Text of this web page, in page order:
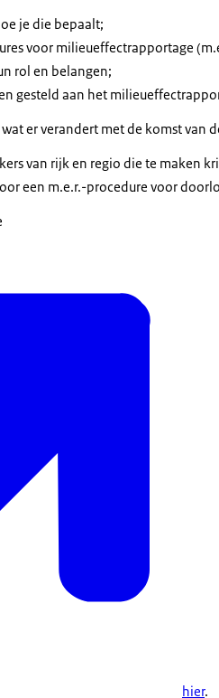
je die bepaalt;
voor milieueffectrapportage
rol en belangen;
gesteld aan het
er verandert met de komst van
van rijk en regio die te maken
een m.e.r.-procedure voor
hier.